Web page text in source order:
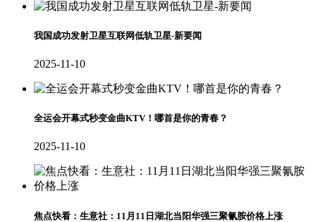
我国成功发射卫星互联网低轨卫星-新要闻
2025-11-10
全运会开幕式秒变金曲KTV！哪首是你的青春？
2025-11-10
焦点快看：生意社：11月11日湖北当阳华强三聚氰胺价格上涨